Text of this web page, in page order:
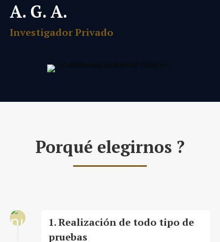
A. G. A.
Investigador Privado
Porqué elegirnos ?
1. Realización de todo tipo de
pruebas